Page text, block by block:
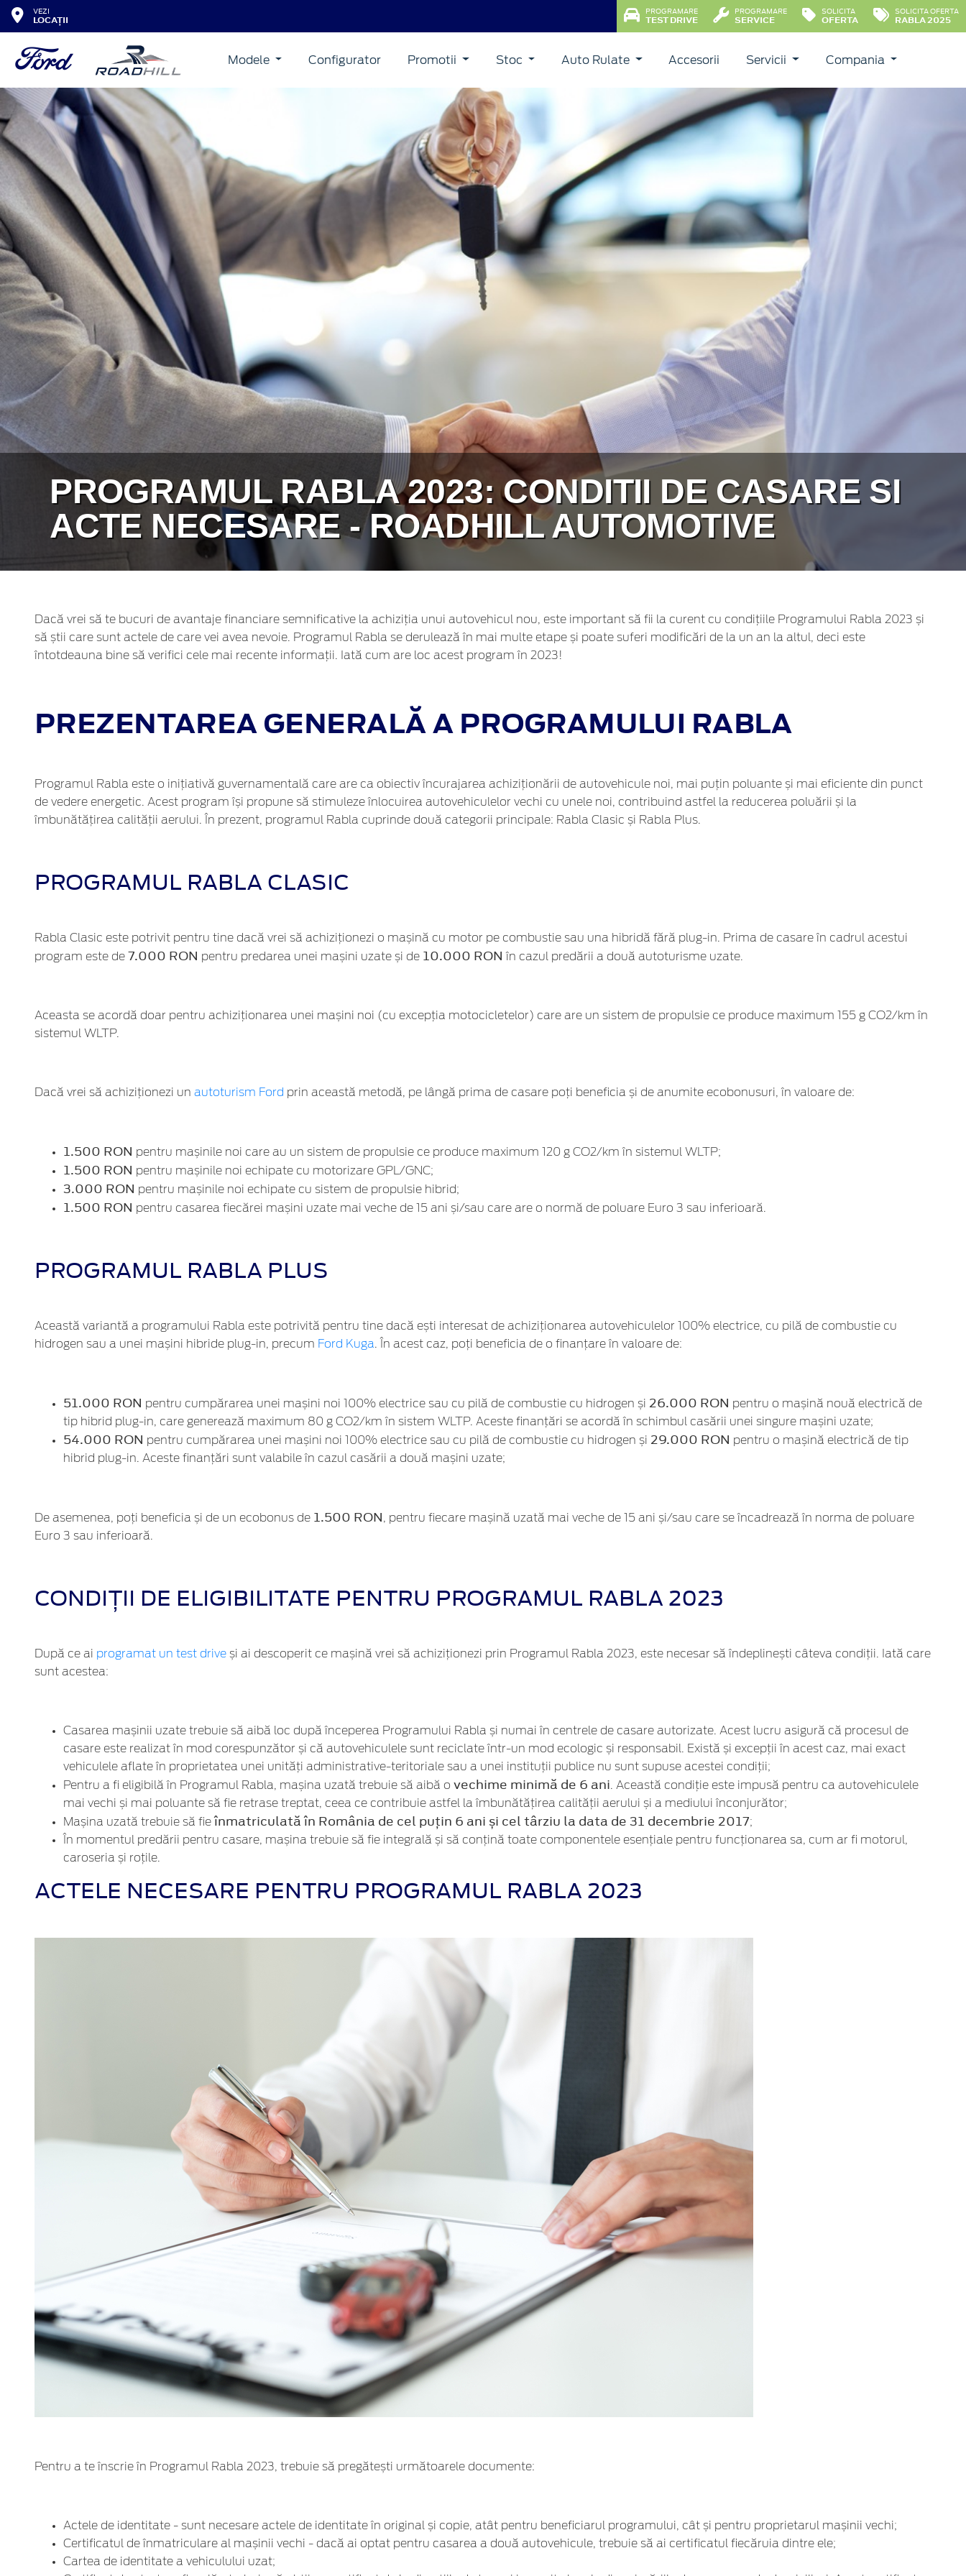
VEZI
LOCAȚII
PROGRAMARE
TEST DRIVE
PROGRAMARE
SERVICE
SOLICITA
OFERTA
SOLICITA OFERTA
RABLA 2025
Modele Configurator Promotii Stoc Auto Rulate Accesorii Servicii Compania
PROGRAMUL RABLA 2023: CONDITII DE CASARE SI
ACTE NECESARE - ROADHILL AUTOMOTIVE
Dacă vrei să te bucuri de avantaje financiare semnificative la achiziția unui autovehicul nou, este important să fii la curent cu condițiile Programului Rabla 2023 și
să știi care sunt actele de care vei avea nevoie. Programul Rabla se derulează în mai multe etape și poate suferi modificări de la un an la altul, deci este
întotdeauna bine să verifici cele mai recente informații. Iată cum are loc acest program în 2023!
PREZENTAREA GENERALĂ A PROGRAMULUI RABLA
Programul Rabla este o inițiativă guvernamentală care are ca obiectiv încurajarea achiziționării de autovehicule noi, mai puțin poluante și mai eficiente din punct
de vedere energetic. Acest program își propune să stimuleze înlocuirea autovehiculelor vechi cu unele noi, contribuind astfel la reducerea poluării și la
îmbunătățirea calității aerului. În prezent, programul Rabla cuprinde două categorii principale: Rabla Clasic și Rabla Plus.
PROGRAMUL RABLA CLASIC
Rabla Clasic este potrivit pentru tine dacă vrei să achiziționezi o mașină cu motor pe combustie sau una hibridă fără plug-in. Prima de casare în cadrul acestui
program este de 7.000 RON pentru predarea unei mașini uzate și de 10.000 RON în cazul predării a două autoturisme uzate.
Aceasta se acordă doar pentru achiziționarea unei mașini noi (cu excepția motocicletelor) care are un sistem de propulsie ce produce maximum 155 g CO2/km în
sistemul WLTP.
Dacă vrei să achiziționezi un autoturism Ford prin această metodă, pe lângă prima de casare poți beneficia și de anumite ecobonusuri, în valoare de:
1.500 RON pentru mașinile noi care au un sistem de propulsie ce produce maximum 120 g CO2/km în sistemul WLTP;
1.500 RON pentru mașinile noi echipate cu motorizare GPL/GNC;
3.000 RON pentru mașinile noi echipate cu sistem de propulsie hibrid;
1.500 RON pentru casarea fiecărei mașini uzate mai veche de 15 ani și/sau care are o normă de poluare Euro 3 sau inferioară.
PROGRAMUL RABLA PLUS
Această variantă a programului Rabla este potrivită pentru tine dacă ești interesat de achiziționarea autovehiculelor 100% electrice, cu pilă de combustie cu
hidrogen sau a unei mașini hibride plug-in, precum Ford Kuga. În acest caz, poți beneficia de o finanțare în valoare de:
51.000 RON pentru cumpărarea unei mașini noi 100% electrice sau cu pilă de combustie cu hidrogen și 26.000 RON pentru o mașină nouă electrică de
tip hibrid plug-in, care generează maximum 80 g CO2/km în sistem WLTP. Aceste finanțări se acordă în schimbul casării unei singure mașini uzate;
54.000 RON pentru cumpărarea unei mașini noi 100% electrice sau cu pilă de combustie cu hidrogen și 29.000 RON pentru o mașină electrică de tip
hibrid plug-in. Aceste finanțări sunt valabile în cazul casării a două mașini uzate;
De asemenea, poți beneficia și de un ecobonus de 1.500 RON, pentru fiecare mașină uzată mai veche de 15 ani și/sau care se încadrează în norma de poluare
Euro 3 sau inferioară.
CONDIȚII DE ELIGIBILITATE PENTRU PROGRAMUL RABLA 2023
După ce ai programat un test drive și ai descoperit ce mașină vrei să achiziționezi prin Programul Rabla 2023, este necesar să îndeplinești câteva condiții. Iată care
sunt acestea:
Casarea mașinii uzate trebuie să aibă loc după începerea Programului Rabla și numai în centrele de casare autorizate. Acest lucru asigură că procesul de
casare este realizat în mod corespunzător și că autovehiculele sunt reciclate într-un mod ecologic și responsabil. Există și excepții în acest caz, mai exact
vehiculele aflate în proprietatea unei unități administrative-teritoriale sau a unei instituții publice nu sunt supuse acestei condiții;
Pentru a fi eligibilă în Programul Rabla, mașina uzată trebuie să aibă o vechime minimă de 6 ani. Această condiție este impusă pentru ca autovehiculele
mai vechi și mai poluante să fie retrase treptat, ceea ce contribuie astfel la îmbunătățirea calității aerului și a mediului înconjurător;
Mașina uzată trebuie să fie înmatriculată în România de cel puțin 6 ani și cel târziu la data de 31 decembrie 2017;
În momentul predării pentru casare, mașina trebuie să fie integrală și să conțină toate componentele esențiale pentru funcționarea sa, cum ar fi motorul,
caroseria și roțile.
ACTELE NECESARE PENTRU PROGRAMUL RABLA 2023
Pentru a te înscrie în Programul Rabla 2023, trebuie să pregătești următoarele documente:
Actele de identitate - sunt necesare actele de identitate în original și copie, atât pentru beneficiarul programului, cât și pentru proprietarul mașinii vechi;
Certificatul de înmatriculare al mașinii vechi - dacă ai optat pentru casarea a două autovehicule, trebuie să ai certificatul fiecăruia dintre ele;
Cartea de identitate a vehiculului uzat;